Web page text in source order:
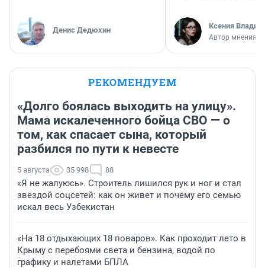
Денис Дедюхин Ксения
Автор мнения
РЕКОМЕНДУЕМ
«Долго боялась выходить на улицу».
Мама искалеченного бойца СВО — о
том, как спасает сына, который
разбился по пути к невесте
5 августа 35 998 88
«Я не жалуюсь». Строитель лишился рук и ног и стал
звездой соцсетей: как он живет и почему его семью
искал весь Узбекистан
«На 18 отдыхающих 18 поваров». Как проходит лето в
Крыму с перебоями света и бензина, водой по
графику и налетами БПЛА